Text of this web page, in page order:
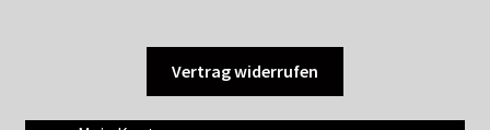
Vertrag widerrufen